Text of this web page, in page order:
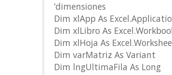
‘dimensiones
Dim xlApp As
Dim xlLibro As
Dim xlHoja As
Dim varMatriz As Variant
Dim lngUltimaFila As Long